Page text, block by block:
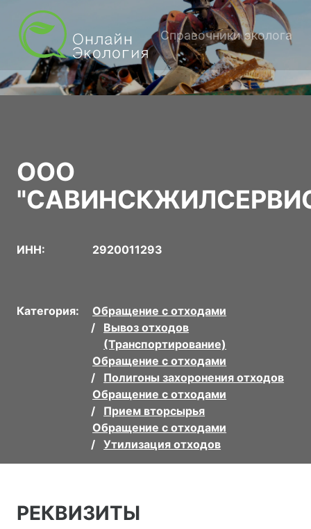
Справочники эколога
ООО
ИНН: 2920011293
Категория:
Обращение с отходами
Вывоз отходов
(Транспортирование)
Обращение с отходами
Полигоны захоронения отходов
Обращение с отходами
Прием вторсырья
Обращение с отходами
Утилизация отходов
РЕКВИЗИТЫ